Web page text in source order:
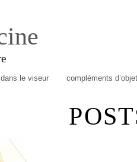
dans le viseur compléments